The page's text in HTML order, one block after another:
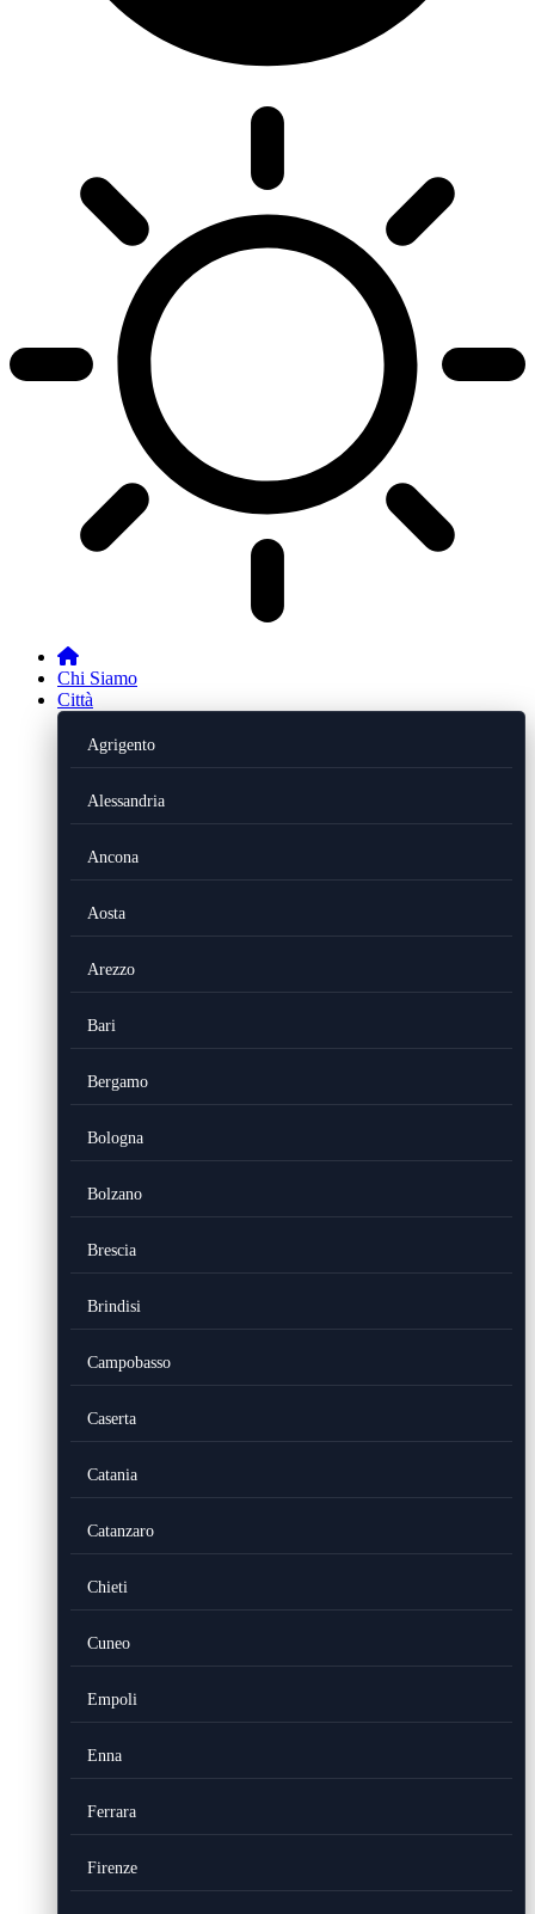
Chi Siamo
Città
Agrigento
Alessandria
Ancona
Aosta
Arezzo
Bari
Bergamo
Bologna
Bolzano
Brescia
Brindisi
Campobasso
Caserta
Catania
Catanzaro
Chieti
Cuneo
Empoli
Enna
Ferrara
Firenze